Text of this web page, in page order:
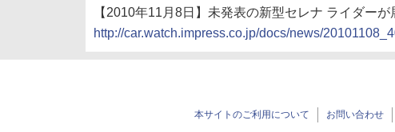
【2010年11月8日】未発表の新型セレナ ライダー
http://car.watch.impress.co.jp/docs/news/
本サイトのご利用について お問い合わせ